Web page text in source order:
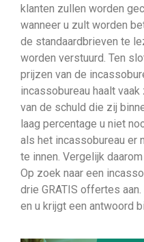
klanten zullen worden
wanneer u zult worden
de standaardbrieven te
worden verstuurd. Ten
prijzen van de
incassobureau haalt
van de schuld die zij
laag percentage u niet
als het incassobureau er
te innen. Vergelijk
Op zoek naar een
drie GRATIS offertes
en u krijgt een antwoord